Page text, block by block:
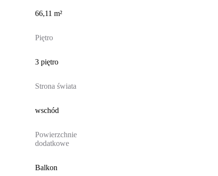
66,11 m²
Piętro
3 piętro
Strona świata
wschód
Powierzchnie
dodatkowe
Balkon